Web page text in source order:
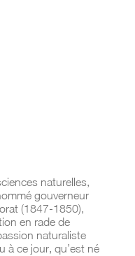
naturelles,
gouverneur
(1847-1850),
en rade de
naturaliste
à ce jour, qu’est né